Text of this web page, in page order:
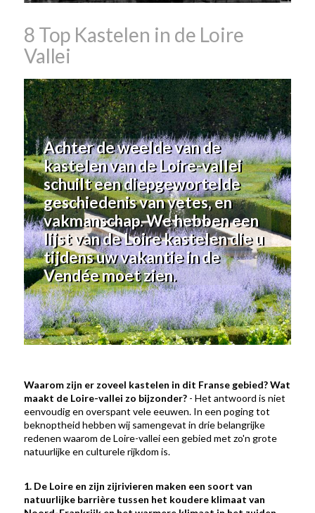
speciaal wat zijn tannines
8 Top Kastelen in de Loire
Vallei
Achter de weelde van de
kastelen van de Loire-vallei
schuilt een diepgewortelde
geschiedenis van vetes, en
vakmanschap. We hebben een
lijst van de Loire kastelen die u
tijdens uw vakantie in de
Vendée moet zien.
Waarom zijn er zoveel kastelen in dit Franse gebied? Wat
maakt de Loire-vallei zo bijzonder? - Het antwoord is niet
eenvoudig en overspant vele eeuwen. In een poging tot
beknoptheid hebben wij samengevat in drie belangrijke
redenen waarom de Loire-vallei een gebied met zo'n grote
natuurlijke en culturele rijkdom is.
1. De Loire en zijn zijrivieren maken een soort van
natuurlijke barrière tussen het koudere klimaat van